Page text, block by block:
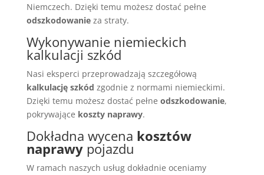
Niemczech. Dzięki temu możesz dostać pełne
odszkodowanieza straty.
Wykonywanie niemieckich
kalkulacji szkód
Nasi eksperci przeprowadzają szczegółową
kalkulację szkód zgodnie z normami niemieckimi.
Dzięki temu możesz dostać pełne odszkodowanie,
pokrywające koszty naprawy.
Dokładna wycena kosztów
naprawypojazdu
W ramach naszych usług dokładnie oceniamy